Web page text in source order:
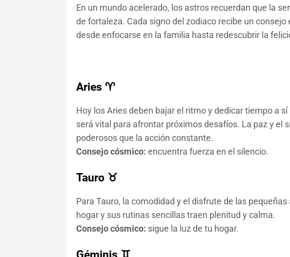
En un mundo acelerado, los astros recuerdan que la
de fortaleza. Cada signo del zodiaco recibe un consejo
desde enfocarse en la familia hasta redescubrir la
Aries ♈
Hoy los Aries deben bajar el ritmo y dedicar tiempo a
será vital para afrontar próximos desafíos. La paz y el
poderosos que la acción constante.
Consejo cósmico: encuentra fuerza en el silencio.
Tauro ♉
Para Tauro, la comodidad y el disfrute de las pequeñas
hogar y sus rutinas sencillas traen plenitud y calma.
Consejo cósmico: sigue la luz de tu hogar.